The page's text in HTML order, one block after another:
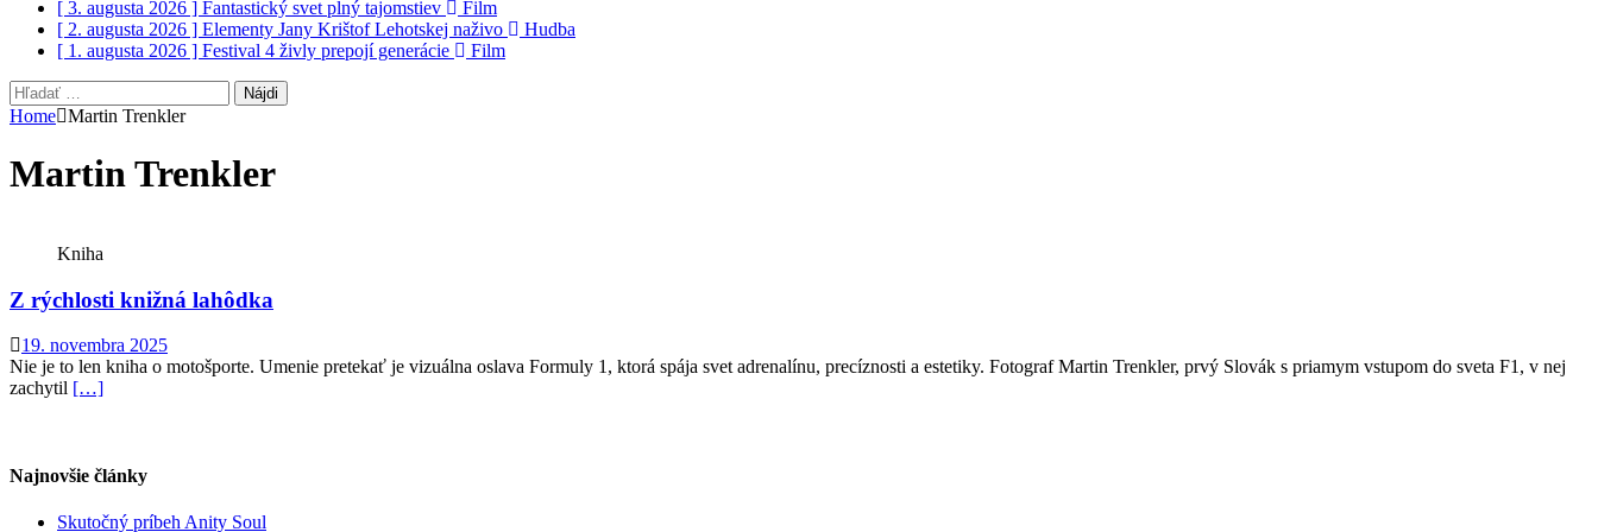
[ 3. augusta 2026 ] Fantastický svet plný tajomstiev
Film
[ 2. augusta 2026 ] Elementy Jany Krištof Lehotskej naživo
Hudba
[ 1. augusta 2026 ] Festival 4 živly prepojí generácie
Film
Hľadať:
Home Martin Trenkler
Martin Trenkler
Kniha
Z rýchlosti knižná lahôdka
19. novembra 2025
Nie je to len kniha o motošporte. Umenie pretekať je vizuálna oslava Formuly 1, ktorá spája svet adrenalínu, precíznosti a estetiky. Fotograf Martin Trenkler, prvý Slovák s priamym vstupom do sveta F1, v nej
zachytil […]
Najnovšie články
Skutočný príbeh Anity Soul